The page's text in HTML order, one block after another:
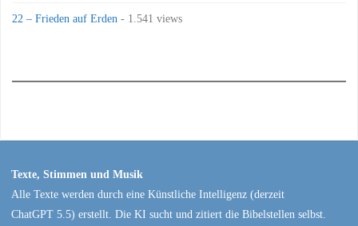
22 – Frieden auf Erden - 1.541 views
Texte, Stimmen und Musik
Alle Texte werden durch eine Künstliche Intelligenz (derzeit
ChatGPT 5.5) erstellt. Die KI sucht und zitiert die Bibelstellen selbst.